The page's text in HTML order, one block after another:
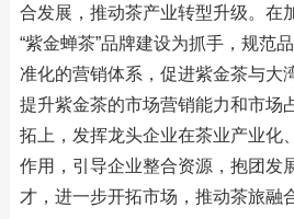
合发展，推动茶产业转型升级。在
“紫金蝉茶”品牌建设为抓手，规范
准化的营销体系，促进紫金茶与大
提升紫金茶的市场营销能力和市场
拓上，发挥龙头企业在茶业产业化
作用，引导企业整合资源，抱团发
才，进一步开拓市场，推动茶旅融